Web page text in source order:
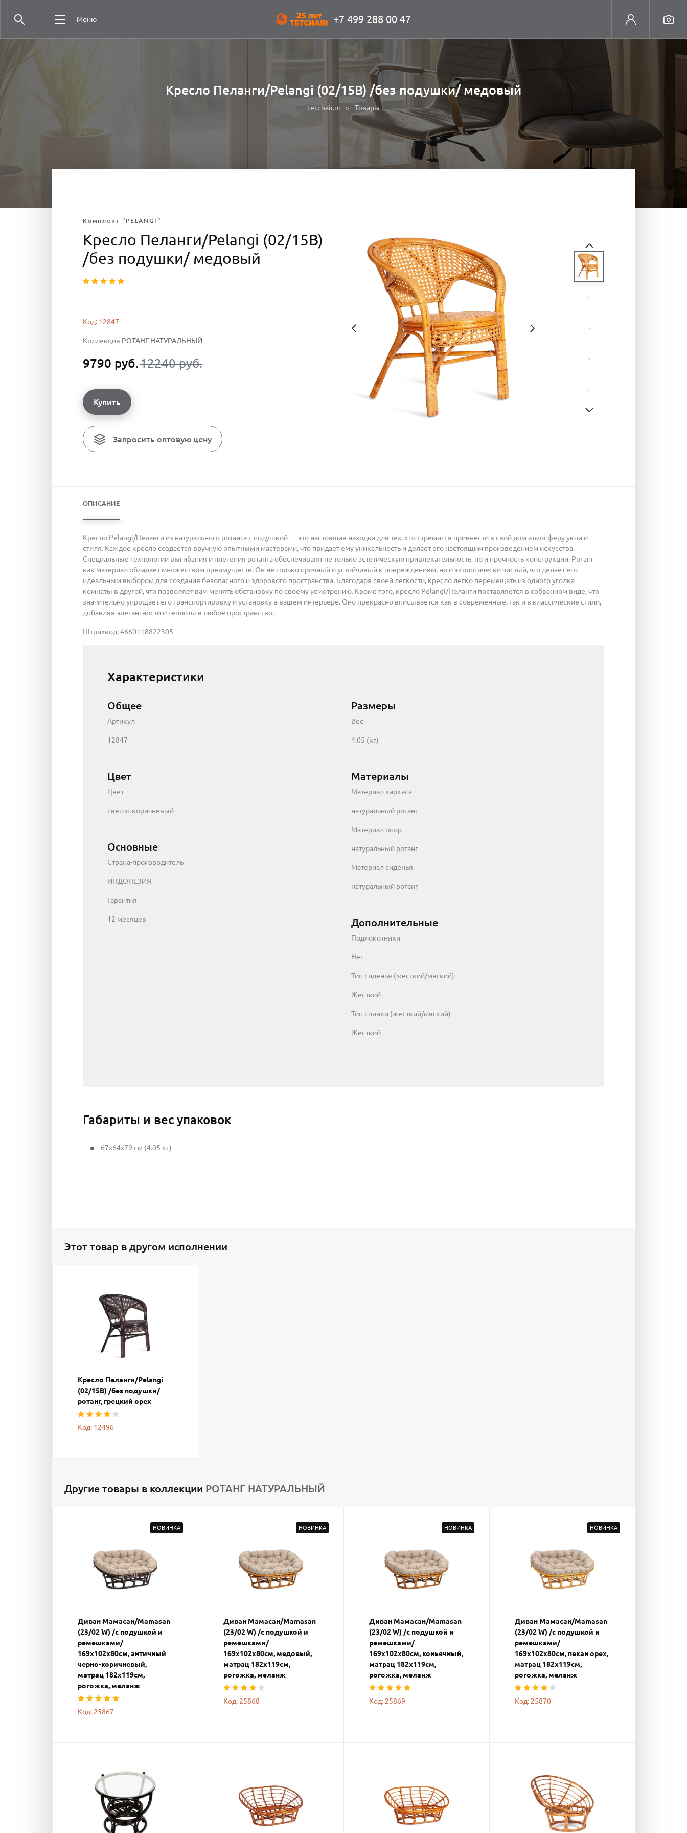
Меню +7 499 288 00 47
Кресло Пеланги/Pelangi (02/15B) /без подушки/ медовый
tetchair.ru Товары
Комплект "PELANGI"
Кресло Пеланги/Pelangi (02/15B)
/без подушки/ медовый
Код: 12847
Коллекция РОТАНГ НАТУРАЛЬНЫЙ
9790 руб.12240 руб.
Купить
Запросить оптовую цену
ОПИСАНИЕ
Кресло Pelangi/Пеланги из натурального ротанга с подушкой — это настоящая находка для тех, кто стремится привнести в свой дом атмосферу уюта и
стиля. Каждое кресло создается вручную опытными мастерами, что придает ему уникальность и делает его настоящим произведением искусства.
Специальные технологии выгибания и плетения ротанга обеспечивают не только эстетическую привлекательность, но и прочность конструкции. Ротанг
как материал обладает множеством преимуществ. Он не только прочный и устойчивый к повреждениям, но и экологически чистый, что делает его
идеальным выбором для создания безопасного и здорового пространства. Благодаря своей легкости, кресло легко перемещать из одного уголка
комнаты в другой, что позволяет вам менять обстановку по своему усмотрению. Кроме того, кресло Pelangi/Пеланги поставляется в собранном виде, что
значительно упрощает его транспортировку и установку в вашем интерьере. Оно прекрасно вписывается как в современные, так и в классические стили,
добавляя элегантности и теплоты в любое пространство.
Штрихкод: 4660118822305
Характеристики
Общее
Артикул
12847
Цвет
Цвет
светло-коричневый
Основные
Страна-производитель
ИНДОНЕЗИЯ
Гарантия
12 месяцев
Размеры
Вес
4.05 (кг)
Материалы
Материал каркаса
натуральный ротанг
Материал опор
натуральный ротанг
Материал сиденья
натуральный ротанг
Дополнительные
Подлокотники
Нет
Тип сиденья (жесткий/мягкий)
Жесткий
Тип спинки (жесткий/мягкий)
Жесткий
Габариты и вес упаковок
67x64x79 см (4.05 кг)
Этот товар в другом исполнении
Кресло Пеланги/Pelangi
(02/15B) /без подушки/
ротанг, грецкий орех
Код: 12496
Другие товары в коллекции РОТАНГ НАТУРАЛЬНЫЙ
НОВИНКА
Диван Мамасан/Mamasan
(23/02 W) /с подушкой и
ремешками/
169х102х80см, античный
черно-коричневый,
матрац 182х119см,
рогожка, меланж
Код: 25867
НОВИНКА
Диван Мамасан/Mamasan
(23/02 W) /с подушкой и
ремешками/
169х102х80см, медовый,
матрац 182х119см,
рогожка, меланж
Код: 25868
НОВИНКА
Диван Мамасан/Mamasan
(23/02 W) /с подушкой и
ремешками/
169х102х80см, коньячный,
матрац 182х119см,
рогожка, меланж
Код: 25869
НОВИНКА
Диван Мамасан/Mamasan
(23/02 W) /с подушкой и
ремешками/
169х102х80см, пекан орех,
матрац 182х119см,
рогожка, меланж
Код: 25870